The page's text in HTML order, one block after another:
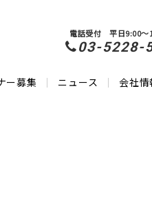
ー募集 ニュース 会社情
電話受付 平日9:00～
03-5228-